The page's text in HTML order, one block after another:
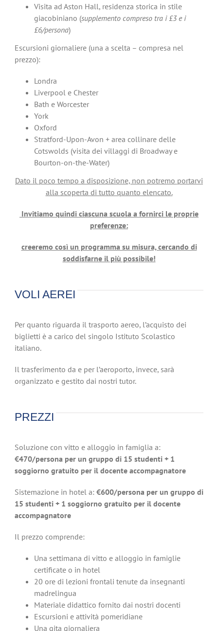
Visita ad Aston Hall, residenza storica in stile
giacobiniano (supplemento compreso tra i £3 e i
£6/persona)
Escursioni giornaliere (una a scelta – compresa nel
prezzo):
Londra
Liverpool e Chester
Bath e Worcester
York
Oxford
Stratford-Upon-Avon + area collinare delle
Cotswolds (visita dei villaggi di Broadway e
Bourton-on-the-Water)
Dato il poco tempo a disposizione, non potremo portarvi
alla scoperta di tutto quanto elencato.
Invitiamo quindi ciascuna scuola a fornirci le proprie
preferenze:
creeremo così un programma su misura, cercando di
soddisfarne il più possibile!
VOLI AEREI
Per quanto riguarda il trasporto aereo, l’acquisto dei
biglietti è a carico del singolo Istituto Scolastico
italiano.
Il trasferimento da e per l’aeroporto, invece, sarà
organizzato e gestito dai nostri tutor.
PREZZI
Soluzione con vitto e alloggio in famiglia a:
€470/persona per un gruppo di 15 studenti + 1
soggiorno gratuito per il docente accompagnatore
Sistemazione in hotel a: €600/persona per un gruppo di
15 studenti + 1 soggiorno gratuito per il docente
accompagnatore
Il prezzo comprende:
Una settimana di vitto e alloggio in famiglie
certificate o in hotel
20 ore di lezioni frontali tenute da insegnanti
madrelingua
Materiale didattico fornito dai nostri docenti
Escursioni e attività pomeridiane
Una gita giornaliera